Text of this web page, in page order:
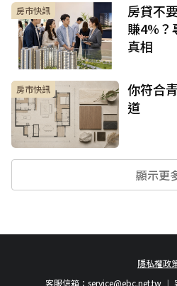
房市快訊
房貸不
賺4%？
真相
房市快訊
你符合
道
顯示更
隱私權政
客服信箱： service@ebc.net.tw